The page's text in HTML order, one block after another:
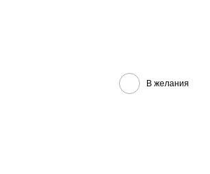
В желания